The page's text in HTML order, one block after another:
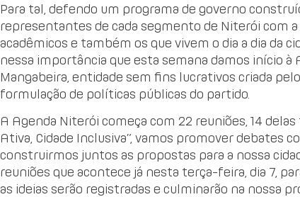
Para tal, defendo um programa de governo
representantes de cada segmento de Niterói com
acadêmicos e também os que vivem o dia a dia da
nessa importância que esta semana damos início à
Mangabeira, entidade sem fins lucrativos criada
formulação de políticas públicas do partido.
A Agenda Niterói começa com 22 reuniões, 14
Ativa, Cidade Inclusiva”, vamos promover debates
construirmos juntos as propostas para a nossa
reuniões que acontece já nesta terça-feira, dia 7,
as ideias serão registradas e culminarão na nossa